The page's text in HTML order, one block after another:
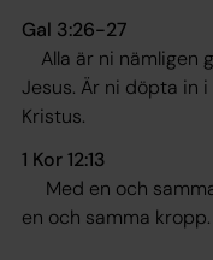
Gal 3:26-27
Alla är ni nämligen
Jesus. Är ni döpta in
Kristus.
1 Kor 12:13
Med en och
en och samma kropp.